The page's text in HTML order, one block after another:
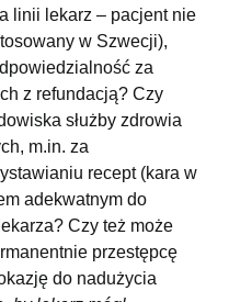
linii lekarz – pacjent nie
w Szwecji),
za
z refundacją? Czy
służby zdrowia
m.in. za
recept (kara w
adekwatnym do
Czy też może
przestępcę
do nadużycia